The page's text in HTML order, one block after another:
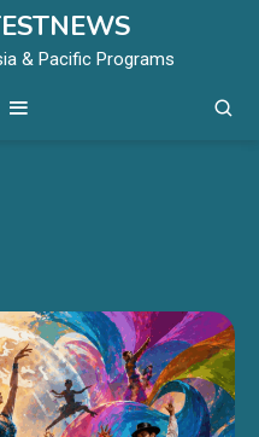
& Pacific Programs